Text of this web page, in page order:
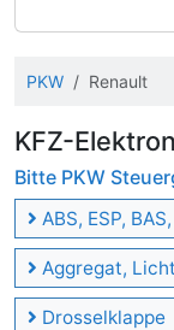
PKW Renault
KFZ-
Bitte PKW
ABS, ESP,
Aggregat,
Drosselklappe